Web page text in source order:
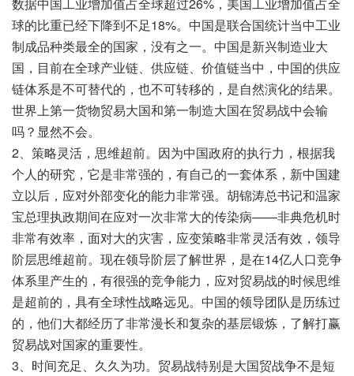
球的比重已经下降到不足18%。中国是联合国统计当中工业
制成品种类最全的国家，没有之一。中国是新兴制造业大
国，目前在全球产业链、供应链、价值链当中，中国的供应
链体系是不可替代的，也不可转移的，是自然演化的结果。
世界上第一货物贸易大国和第一制造大国在贸易战中会输
吗？显然不会。
2、策略灵活，思维超前。因为中国政府的执行力，根据我
个人的研究，它是非常强的，有自己的一套体系，新中国建
立以后，应对外部变化的能力非常强。胡锦涛总书记和温家
宝总理执政期间在应对一次非常大的传染病——非典危机时
非常有效率，面对大的灾害，应变策略非常灵活有效，领导
阶层思维超前。现在领导阶层了解世界，是在14亿人口竞争
体系里产生的，有很强的竞争能力，应对贸易战的时候思维
是超前的，具有全球性战略远见。中国的领导团队是历练过
的，他们大都经历了非常漫长和复杂的基层锻炼，了解打赢
贸易战对国家的重要性。
3、时间充足、久久为功。贸易战特别是大国贸战争不是短